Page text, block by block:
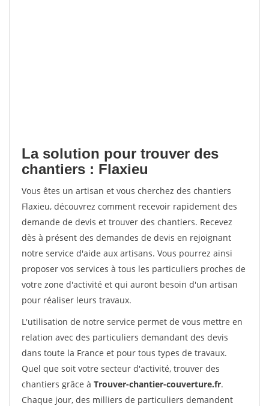
La solution pour trouver des
chantiers : Flaxieu
Vous êtes un artisan et vous cherchez des chantiers
Flaxieu, découvrez comment recevoir rapidement des
demande de devis et trouver des chantiers. Recevez
dès à présent des demandes de devis en rejoignant
notre service d'aide aux artisans. Vous pourrez ainsi
proposer vos services à tous les particuliers proches de
votre zone d'activité et qui auront besoin d'un artisan
pour réaliser leurs travaux.
L'utilisation de notre service permet de vous mettre en
relation avec des particuliers demandant des devis
dans toute la France et pour tous types de travaux.
Quel que soit votre secteur d'activité, trouver des
chantiers grâce à Trouver-chantier-couverture.fr.
Chaque jour, des milliers de particuliers demandent